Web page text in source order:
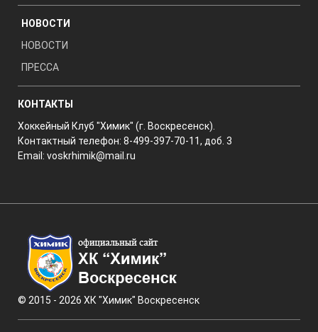
НОВОСТИ
НОВОСТИ
ПРЕССА
КОНТАКТЫ
Хоккейный Клуб "Химик" (г. Воскресенск).
Контактный телефон: 8-499-397-70-11, доб. 3
Email: voskrhimik@mail.ru
© 2015 - 2026 ХК "Химик" Воскресенск